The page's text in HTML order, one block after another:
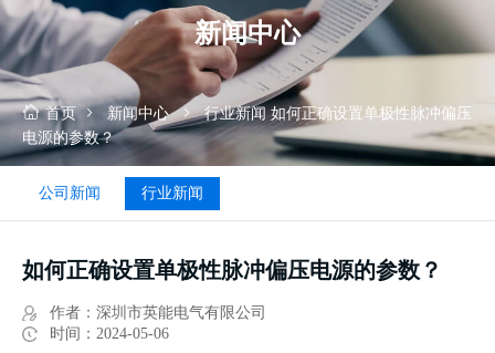
电
源
新闻中心
首页 新闻中心 行业新闻 如何正确设置单极性脉冲偏压
电源的参数？
公司新闻 行业新闻
如何正确设置单极性脉冲偏压电源的参数？
作者：深圳市英能电气有限公司
时间：2024-05-06